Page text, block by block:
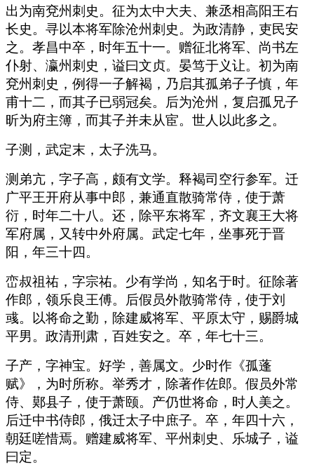
出为南兗州刺史。征为太中大夫、兼丞相高阳王右
长史。寻以本将军除沧州刺史。为政清静，吏民安
之。孝昌中卒，时年五十一。赠征北将军、尚书左
仆射、瀛州刺史，谥曰文贞。晏笃于义让。初为南
兗州刺史，例得一子解褐，乃启其孤弟子子慎，年
甫十二，而其子已弱冠矣。后为沧州，复启孤兄子
昕为府主簿，而其子并未从宦。世人以此多之。
子测，武定末，太子洗马。
测弟亢，字子高，颇有文学。释褐司空行参军。迁
广平王开府从事中郎，兼通直散骑常侍，使于萧
衍，时年二十八。还，除平东将军，齐文襄王大将
军府属，又转中外府属。武定七年，坐事死于晋
阳，年三十四。
峦叔祖祐，字宗祐。少有学尚，知名于时。征除著
作郎，领乐良王傅。后假员外散骑常侍，使于刘
彧。以将命之勤，除建威将军、平原太守，赐爵城
平男。政清刑肃，百姓安之。卒，年七十三。
子产，字神宝。好学，善属文。少时作《孤蓬
赋》，为时所称。举秀才，除著作佐郎。假员外常
侍、鄚县子，使于萧颐。产仍世将命，时人美之。
后迁中书侍郎，俄迁太子中庶子。卒，年四十六，
朝廷嗟惜焉。赠建威将军、平州刺史、乐城子，谥
曰定。